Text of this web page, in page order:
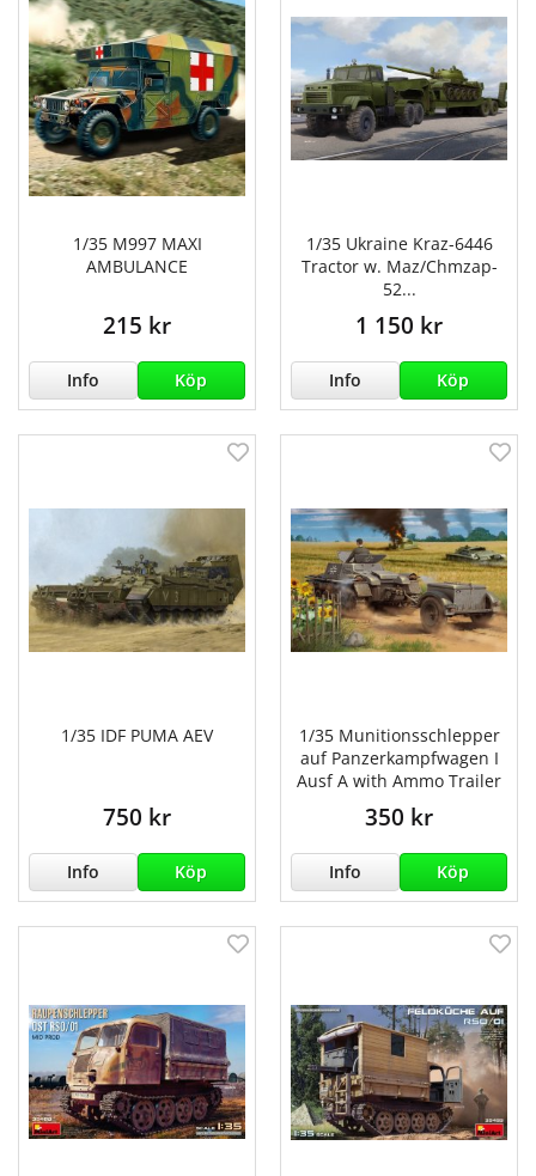
1/35 M997 MAXI
AMBULANCE
215 kr
Info Köp
1/35 Ukraine Kraz-6446
Tractor w. Maz/Chmzap-
52...
1 150 kr
Info Köp
1/35 IDF PUMA AEV
750 kr
Info Köp
1/35 Munitionsschlepper
auf Panzerkampfwagen I
Ausf A with Ammo Trailer
350 kr
Info Köp